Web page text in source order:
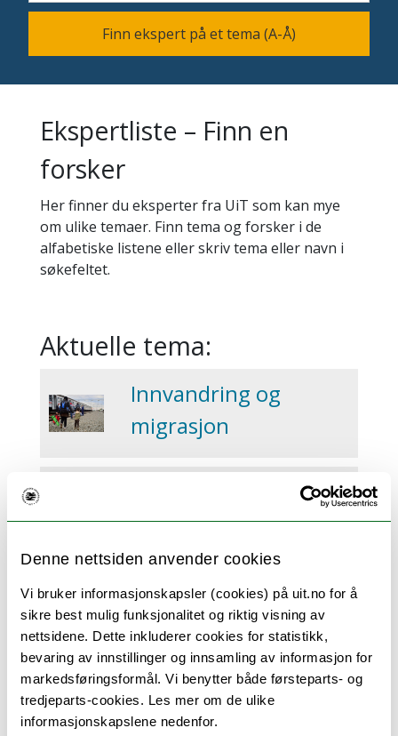
Denne nettsiden anvender cookies
Vi bruker informasjonskapsler (cookies) på uit.no for å
sikre best mulig funksjonalitet og riktig visning av
nettsidene. Dette inkluderer cookies for statistikk,
bevaring av innstillinger og innsamling av informasjon for
markedsføringsformål. Vi benytter både førsteparts- og
tredjeparts-cookies. Les mer om de ulike
informasjonskapslene nedenfor.
Finn ekspert på et tema (A-Å)
Ekspertliste – Finn en
forsker
Her finner du eksperter fra UiT som kan mye
om ulike temaer. Finn tema og forsker i de
alfabetiske listene eller skriv tema eller navn i
søkefeltet.
Aktuelle tema:
Innvandring og
migrasjon
USA
Tollmurer og
handelskrig
Politiske valg